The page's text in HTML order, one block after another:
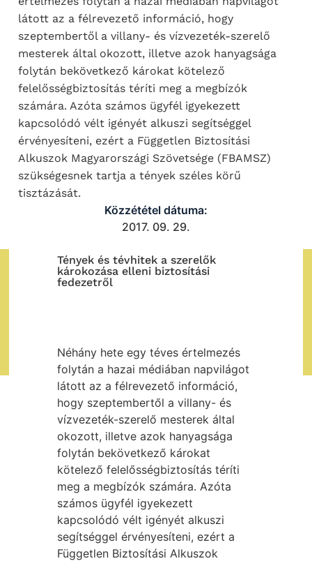
látott az a félrevezető információ, hogy
szeptembertől a villany- és vízvezeték-szerelő
mesterek által okozott, illetve azok hanyagsága
folytán bekövetkező károkat kötelező
felelősségbiztosítás téríti meg a megbízók
számára. Azóta számos ügyfél igyekezett
kapcsolódó vélt igényét alkuszi segítséggel
érvényesíteni, ezért a Független Biztosítási
Alkuszok Magyarországi Szövetsége (FBAMSZ)
szükségesnek tartja a tények széles körű
tisztázását.
Közzététel dátuma:
2017. 09. 29.
Tények és tévhitek a szerelők
károkozása elleni biztosítási
fedezetről
Néhány hete egy téves értelmezés
folytán a hazai médiában napvilágot
látott az a félrevezető információ,
hogy szeptembertől a villany- és
vízvezeték-szerelő mesterek által
okozott, illetve azok hanyagsága
folytán bekövetkező károkat
kötelező felelősségbiztosítás téríti
meg a megbízók számára. Azóta
számos ügyfél igyekezett
kapcsolódó vélt igényét alkuszi
segítséggel érvényesíteni, ezért a
Független Biztosítási Alkuszok